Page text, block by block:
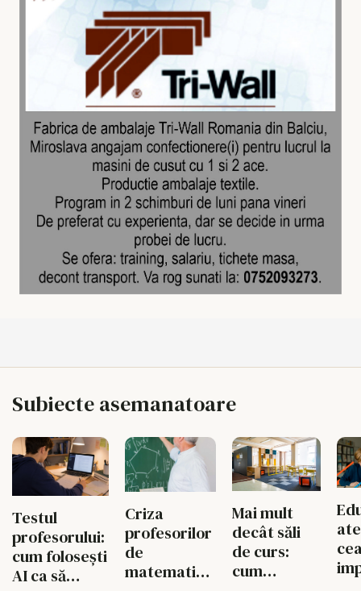
Subiecte asemanatoare
Testul
profesorului:
cum folosești
AI ca să
Criza
profesorilor
de
matematică,
Mai mult
decât săli
de curs:
cum